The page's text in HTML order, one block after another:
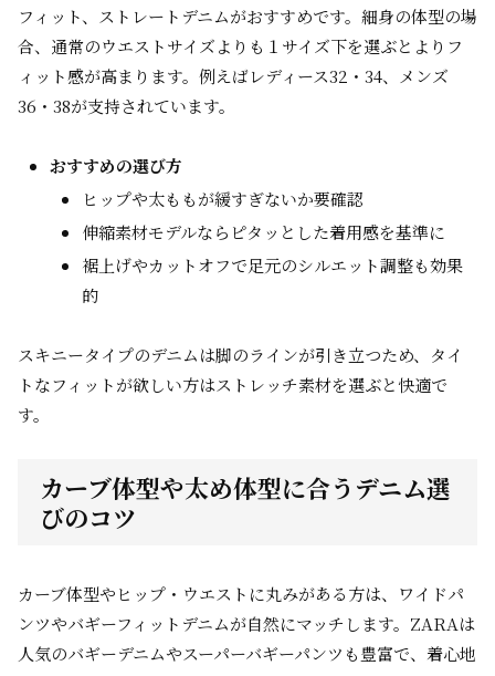
フィット、ストレートデニムがおすすめです。細身の体型の場
合、通常のウエストサイズよりも１サイズ下を選ぶとよりフ
ィット感が高まります。例えばレディース32・34、メンズ
36・38が支持されています。
おすすめの選び方
ヒップや太ももが緩すぎないか要確認
伸縮素材モデルならピタッとした着用感を基準に
裾上げやカットオフで足元のシルエット調整も効果
的
スキニータイプのデニムは脚のラインが引き立つため、タイ
トなフィットが欲しい方はストレッチ素材を選ぶと快適で
す。
カーブ体型や太め体型に合うデニム選
びのコツ
カーブ体型やヒップ・ウエストに丸みがある方は、ワイドパ
ンツやバギーフィットデニムが自然にマッチします。ZARAは
人気のバギーデニムやスーパーバギーパンツも豊富で、着心地